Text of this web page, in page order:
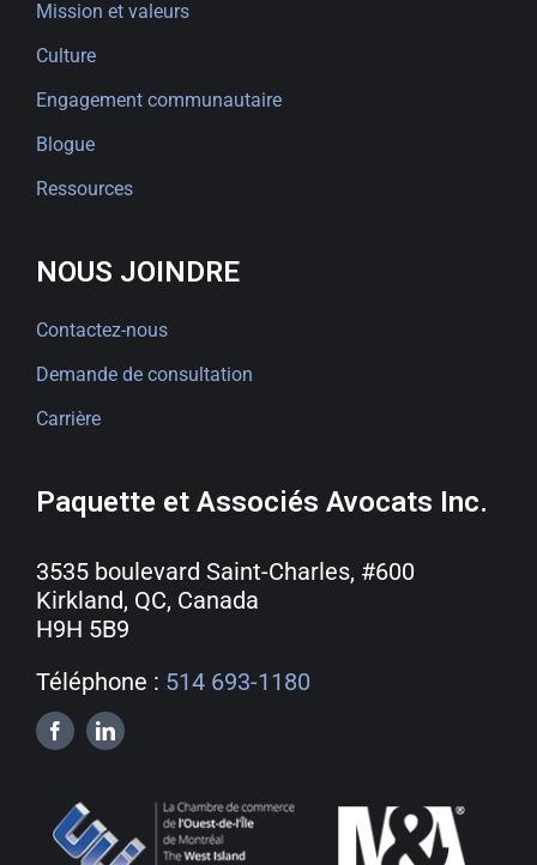
Mission et valeurs
Culture
Engagement communautaire
Blogue
Ressources
NOUS JOINDRE
Contactez-nous
Demande de consultation
Carrière
Paquette et Associés Avocats Inc.
3535 boulevard Saint-Charles, #600
Kirkland, QC, Canada
H9H 5B9
Téléphone : 514 693-1180